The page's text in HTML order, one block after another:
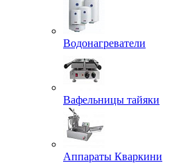
Водонагреватели
Вафельницы тайяки
Аппараты Кваркини